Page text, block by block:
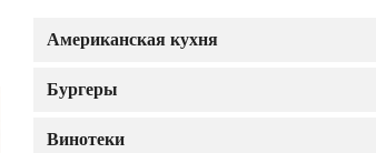
Американская кухня
Бургеры
Винотеки